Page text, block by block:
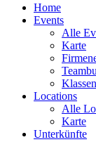
Home
Events
Alle
Karte
Locations
Alle
Karte
Unterkünfte